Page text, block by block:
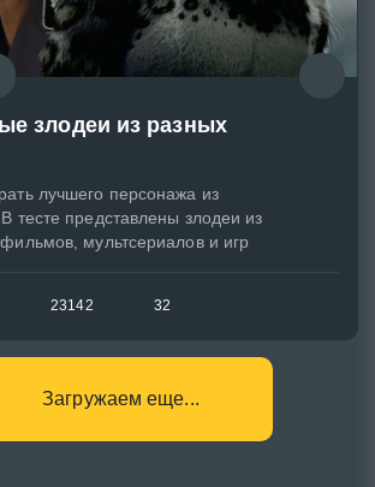
злодеи из разных
лучшего персонажа из
тесте представлены злодеи из
мультсериалов и игр
23142 32
Загружаем еще...